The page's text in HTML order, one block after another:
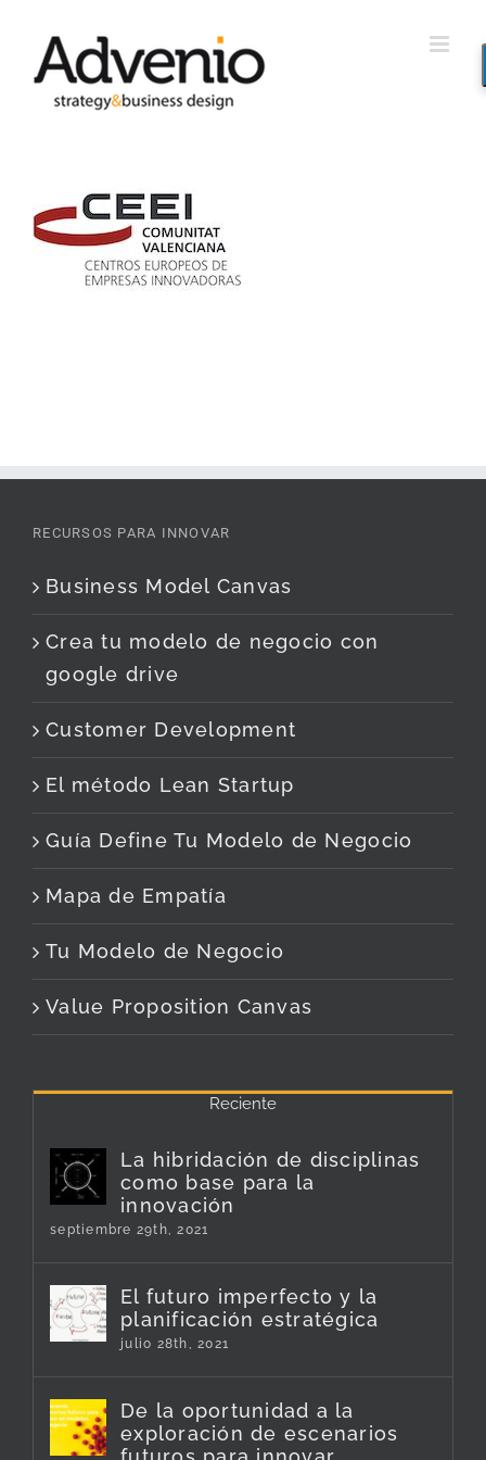
contenido
RECURSOS PARA INNOVAR
Business Model Canvas
Crea tu modelo de negocio con
google drive
Customer Development
El método Lean Startup
Guía Define Tu Modelo de Negocio
Mapa de Empatía
Tu Modelo de Negocio
Value Proposition Canvas
Reciente
La hibridación de disciplinas
como base para la
innovación
septiembre 29th, 2021
El futuro imperfecto y la
planificación estratégica
julio 28th, 2021
De la oportunidad a la
exploración de escenarios